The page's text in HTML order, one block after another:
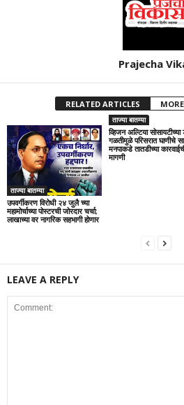
Prajecha
RELATED ARTICLES
ताज्या बातम्या
उपवर्गीकरण विरोधी २४ जुलै च्या
महामोर्चाच्या पोस्टरची जोरदार चर्चा;
लाखाच्या वर नागरिक सहभागी होणार
ताज्या बातम्या
व्हिजन अल्टिया
गळतीमुळे परिसरात घाणीचे
मनपाकडे तातडीच्या
मागणी
LEAVE A REPLY